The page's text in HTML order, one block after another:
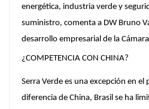
energética, industria verde y
suministro, comenta a DW Bruno
desarrollo empresarial de la
¿COMPETENCIA CON CHINA?
Serra Verde es una excepción en
diferencia de China, Brasil se ha